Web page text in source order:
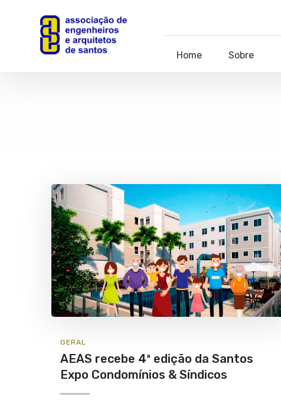
Home Sobre
GERAL
AEAS recebe 4ª edição da Santos
Expo Condomínios & Síndicos